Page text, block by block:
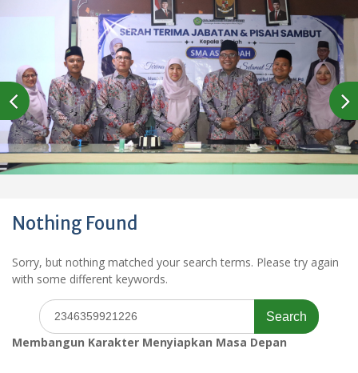
Nothing Found
Sorry, but nothing matched your search terms. Please try again
with some different keywords.
Search
for:
Membangun Karakter Menyiapkan Masa Depan